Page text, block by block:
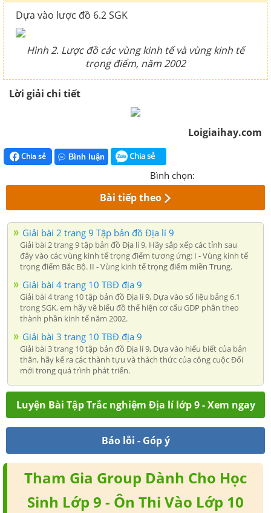
Dựa vào lược đồ 6.2 SGK
Hình 2. Lược đồ các vùng kinh tế và vùng kinh tế
trọng điểm, năm 2002
Lời giải chi tiết
Loigiaihay.com
Chia sẻ Bình luận Chia sẻ
Bình chọn:
Bài tiếp theo
Giải bài 2 trang 9 Tập bản đồ Địa lí 9
Giải bài 2 trang 9 tập bản đồ Địa lí 9, Hãy sắp xếp các tỉnh sau
đây vào các vùng kinh tế trọng điểm tương ứng: I - Vùng kinh tế
trọng điểm Bắc Bộ. II - Vùng kinh tế trọng điểm miền Trung.
Giải bài 4 trang 10 TBĐ địa 9
Giải bài 4 trang 10 tập bản đồ Địa lí 9, Dựa vào số liệu bảng 6.1
trong SGK, em hãy vẽ biểu đồ thể hiện cơ cấu GDP phân theo
thành phần kinh tế năm 2002.
Giải bài 3 trang 10 TBĐ địa 9
Giải bài 3 trang 10 tập bản đồ Địa lí 9, Dựa vào hiểu biết của bản
thân, hãy kể ra các thành tựu và thách thức của công cuộc Đổi
mới trong quá trình phát triển.
Luyện Bài Tập Trắc nghiệm Địa lí lớp 9 - Xem ngay
Báo lỗi - Góp ý
Tham Gia Group Dành Cho Học
Sinh Lớp 9 - Ôn Thi Vào Lớp 10